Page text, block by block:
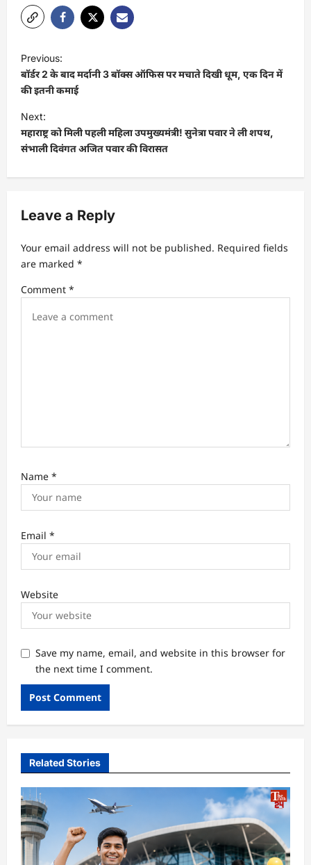
Previous:
बॉर्डर 2 के बाद मर्दानी 3 बॉक्स ऑफिस पर मचाते दिखी धूम, एक दिन में
की इतनी कमाई
Next:
महाराष्ट्र को मिली पहली महिला उपमुख्यमंत्री! सुनेत्रा पवार ने ली शपथ,
संभाली दिवंगत अजित पवार की विरासत
Leave a Reply
Your email address will not be published. Required fields
are marked *
Comment *
Name *
Email *
Website
Save my name, email, and website in this browser for
the next time I comment.
Related Stories